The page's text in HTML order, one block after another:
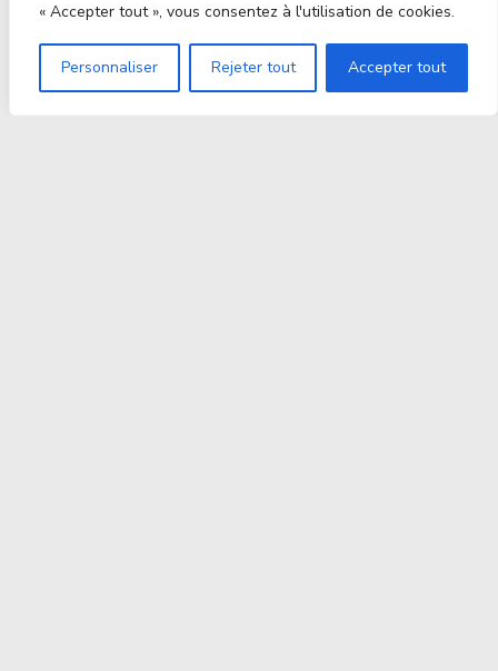
« Accepter tout », vous consentez à l'utilisation de cookies.
Personnaliser Rejeter tout Accepter tout